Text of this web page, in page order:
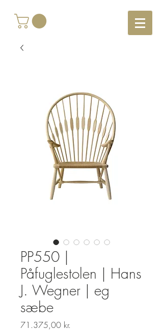
PP550 |
Påfuglestolen | Hans
J. Wegner | eg
sæbe
71.375,00 kr.